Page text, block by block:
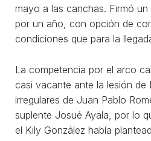
mayo a las canchas. Firmó
por un año, con opción de
condiciones que para la
La competencia por el arco
casi vacante ante la lesión de
irregulares de Juan Pablo
suplente Josué Ayala, por lo
el Kily González había